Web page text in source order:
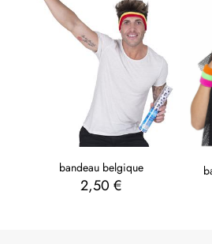
bandeau belgique
2,50€